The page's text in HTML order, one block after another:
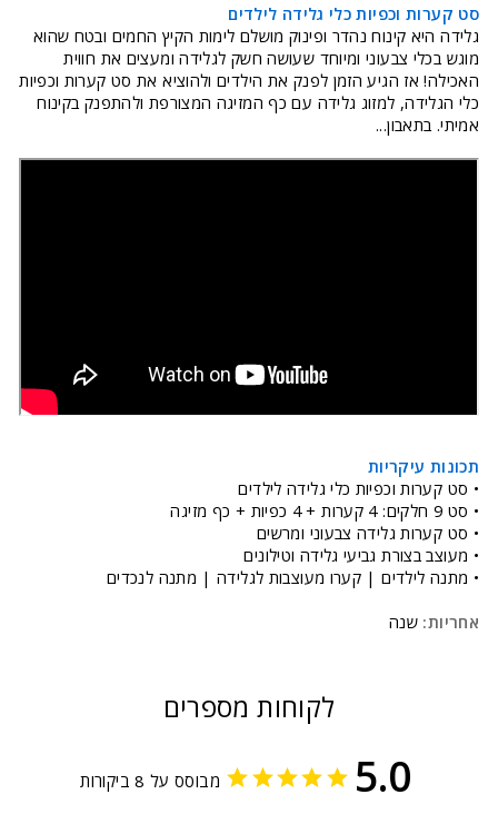
סט קערות וכפיות כלי גלידה לילדים
גלידה היא קינוח נהדר ופינוק מושלם לימות הקיץ החמים ובטח שהוא
מוגש בכלי צבעוני ומיוחד שעושה חשק לגלידה ומעצים את חווית
האכילה! אז הגיע הזמן לפנק את הילדים ולהוציא את סט קערות וכפיות
כלי הגלידה, למזוג גלידה עם כף המזיגה המצורפת ולהתפנק בקינוח
אמיתי. בתאבון...
תכונות עיקריות
• סט קערות וכפיות כלי גלידה לילדים
• סט 9 חלקים: 4 קערות + 4 כפיות + כף מזיגה
• סט קערות גלידה צבעוני ומרשים
• מעוצב בצורת גביעי גלידה וטילונים
• מתנה לילדים | קערו מעוצבות לגלידה | מתנה לנכדים
אחריות: שנה
לקוחות מספרים
5.0 מבוסס על 8 ביקורות